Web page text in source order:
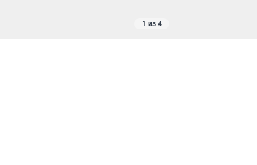
1 из 4